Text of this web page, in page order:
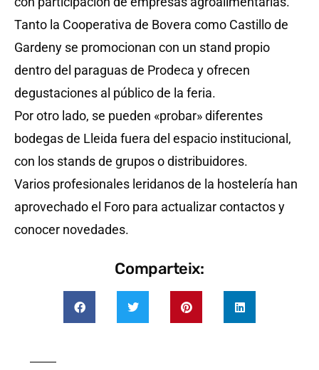
Tanto la Cooperativa de Bovera como Castillo de
Gardeny se promocionan con un stand propio
dentro del paraguas de Prodeca y ofrecen
degustaciones al público de la feria.
Por otro lado, se pueden «probar» diferentes
bodegas de Lleida fuera del espacio institucional,
con los stands de grupos o distribuidores.
Varios profesionales leridanos de la hostelería han
aprovechado el Foro para actualizar contactos y
conocer novedades.
Comparteix: